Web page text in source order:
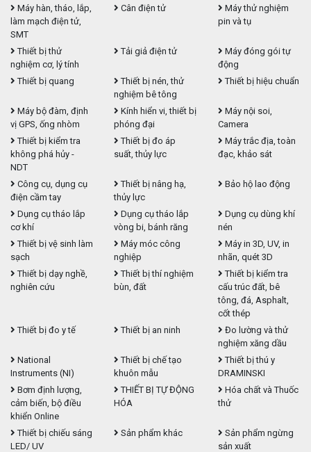
Máy hàn, tháo, lắp,
làm mạch điện tử,
SMT
Cân điện tử
Máy thử nghiệm
pin và tụ
Thiết bị thử
nghiệm cơ, lý tính
Tải giả điện tử
Máy đóng gói tự
động
Thiết bị quang
Thiết bị nén, thử
nghiệm bê tông
Thiết bị hiệu chuẩn
Máy bộ đàm, định
vị GPS, ống nhòm
Kính hiển vi, thiết bị
phóng đại
Máy nội soi,
Camera
Thiết bị kiểm tra
không phá hủy -
NDT
Thiết bị đo áp
suất, thủy lực
Máy trắc địa, toàn
đạc, khảo sát
Công cụ, dụng cụ
điện cầm tay
Thiết bị nâng hạ,
thủy lực
Bảo hộ lao động
Dụng cụ tháo lắp
cơ khí
Dụng cụ tháo lắp
vòng bi, bánh răng
Dụng cụ dùng khí
nén
Thiết bị vệ sinh làm
sạch
Máy móc công
nghiệp
Máy in 3D, UV, in
nhãn, quét 3D
Thiết bị dạy nghề,
nghiên cứu
Thiết bị thí nghiệm
bùn, đất
Thiết bị kiểm tra
cấu trúc đất, bê
tông, đá, Asphalt,
cốt thép
Thiết bị đo y tế
Thiết bị an ninh
Đo lường và thử
nghiệm xăng dầu
National
Instruments (NI)
Thiết bị chế tạo
khuôn mẫu
Thiết bị thú y
DRAMINSKI
Bơm định lượng,
cảm biến, bộ điều
khiển Online
THIẾT BỊ TỰ ĐỘNG
HÓA
Hóa chất và Thuốc
thử
Thiết bị chiếu sáng
LED/ UV
Sản phẩm khác
Sản phẩm ngừng
sản xuất